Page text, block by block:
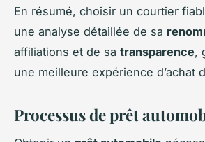
En résumé, choisir un courtier
une analyse détaillée de sa
affiliations et de sa transparence,
une meilleure expérience d’achat
Processus de prêt